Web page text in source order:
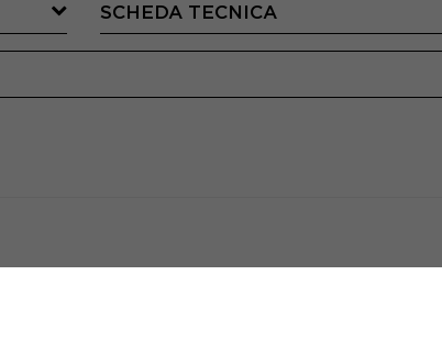
SCHEDA TECNICA